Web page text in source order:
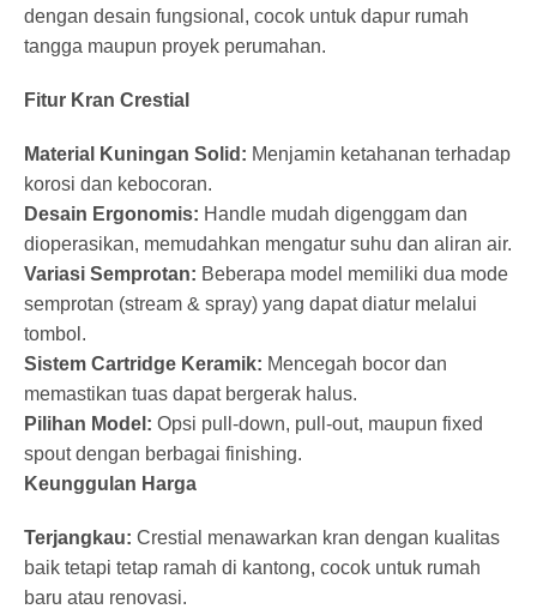
dengan desain fungsional, cocok untuk dapur rumah
tangga maupun proyek perumahan.
Fitur Kran Crestial
Material Kuningan Solid: Menjamin ketahanan terhadap
korosi dan kebocoran.
Desain Ergonomis: Handle mudah digenggam dan
dioperasikan, memudahkan mengatur suhu dan aliran air.
Variasi Semprotan: Beberapa model memiliki dua mode
semprotan (stream & spray) yang dapat diatur melalui
tombol.
Sistem Cartridge Keramik: Mencegah bocor dan
memastikan tuas dapat bergerak halus.
Pilihan Model: Opsi pull‑down, pull‑out, maupun fixed
spout dengan berbagai finishing.
Keunggulan Harga
Terjangkau: Crestial menawarkan kran dengan kualitas
baik tetapi tetap ramah di kantong, cocok untuk rumah
baru atau renovasi.